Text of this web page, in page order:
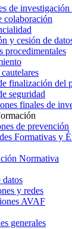
de
colaboración
y cesión de
procedimentales
finalización del
seguridad
finales de
de prevención
Formativas y
Normativa
datos
y redes
AVAF
generales